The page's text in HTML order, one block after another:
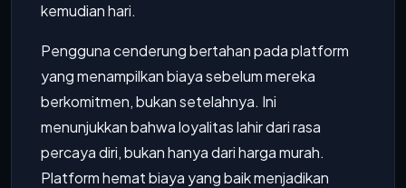
kemudian hari.
Pengguna cenderung bertahan pada platform
yang menampilkan biaya sebelum mereka
berkomitmen, bukan setelahnya. Ini
menunjukkan bahwa loyalitas lahir dari rasa
percaya diri, bukan hanya dari harga murah.
Platform hemat biaya yang baik menjadikan